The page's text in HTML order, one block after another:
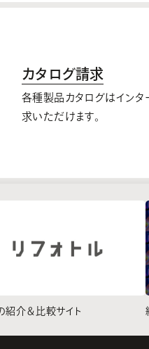
カタログ請求
各種製品カタログはインタ
求いただけます。
紹介＆比較サイト